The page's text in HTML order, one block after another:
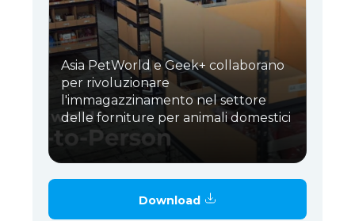
Asia PetWorld e Geek+ collaborano
per rivoluzionare
l'immagazzinamento nel settore
delle forniture per animali domestici
Download